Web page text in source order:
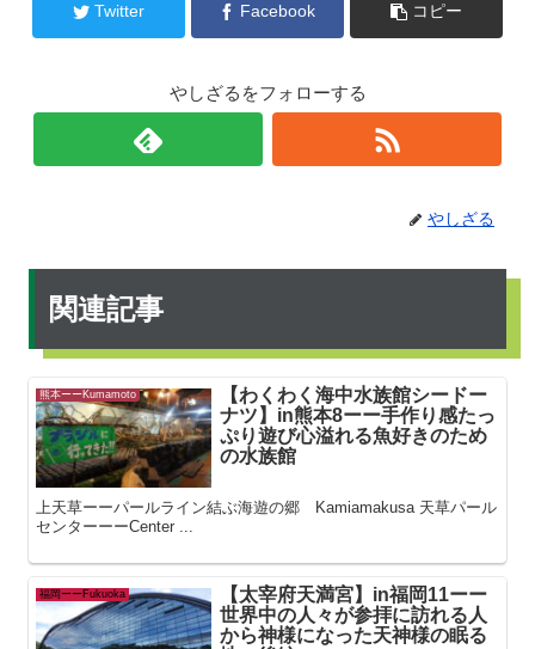
Twitter Facebook コピー
やしざるをフォローする
やしざる
関連記事
熊本ーーKumamoto
【わくわく海中水族館シードー
ナツ】in熊本8ーー手作り感たっ
ぷり遊び心溢れる魚好きのため
の水族館
上天草ーーパールライン結ぶ海遊の郷 Kamiamakusa 天草パール
センターーーCenter ...
福岡ーーFukuoka
【太宰府天満宮】in福岡11ーー
世界中の人々が参拝に訪れる人
から神様になった天神様の眠る